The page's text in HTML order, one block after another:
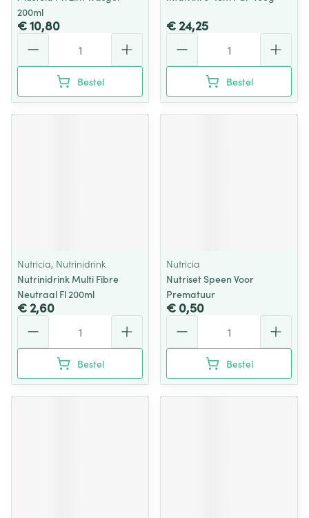
200ml
€ 10,80
Bestel
€ 24,25
Bestel
Nutricia, Nutrinidrink
Nutrinidrink Multi Fibre
Neutraal Fl 200ml
€ 2,60
Bestel
Nutricia
Nutriset Speen Voor
Prematuur
€ 0,50
Bestel